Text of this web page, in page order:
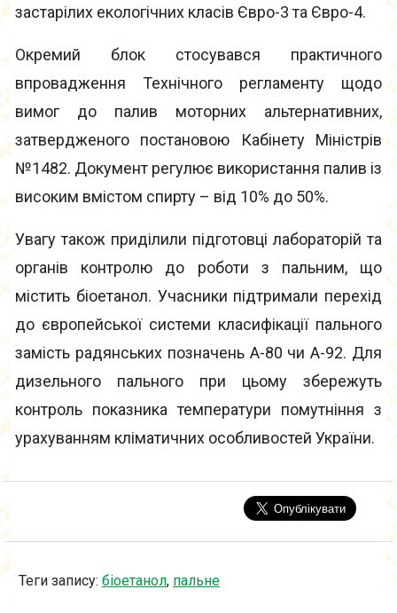
застарілих екологічних класів Євро-3 та Євро-4.
Окремий блок стосувався практичного
впровадження Технічного регламенту щодо
вимог до палив моторних альтернативних,
затвердженого постановою Кабінету Міністрів
№1482. Документ регулює використання палив із
високим вмістом спирту – від 10% до 50%.
Увагу також приділили підготовці лабораторій та
органів контролю до роботи з пальним, що
містить біоетанол. Учасники підтримали перехід
до європейської системи класифікації пального
замість радянських позначень А-80 чи А-92. Для
дизельного пального при цьому збережуть
контроль показника температури помутніння з
урахуванням кліматичних особливостей України.
Теги запису: біоетанол, пальне